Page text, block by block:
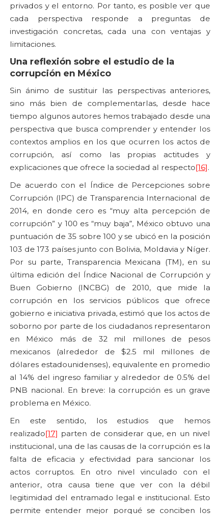
privados y el entorno. Por tanto, es posible ver que
cada perspectiva responde a preguntas de
investigación concretas, cada una con ventajas y
limitaciones.
Una reflexión sobre el estudio de la
corrupción en México
Sin ánimo de sustituir las perspectivas anteriores,
sino más bien de complementarlas, desde hace
tiempo algunos autores hemos trabajado desde una
perspectiva que busca comprender y entender los
contextos amplios en los que ocurren los actos de
corrupción, así como las propias actitudes y
explicaciones que ofrece la sociedad al respecto[16].
De acuerdo con el Índice de Percepciones sobre
Corrupción (IPC) de Transparencia Internacional de
2014, en donde cero es “muy alta percepción de
corrupción” y 100 es “muy baja”, México obtuvo una
puntuación de 35 sobre 100 y se ubicó en la posición
103 de 173 países junto con Bolivia, Moldavia y Níger.
Por su parte, Transparencia Mexicana (TM), en su
última edición del Índice Nacional de Corrupción y
Buen Gobierno (INCBG) de 2010, que mide la
corrupción en los servicios públicos que ofrece
gobierno e iniciativa privada, estimó que los actos de
soborno por parte de los ciudadanos representaron
en México más de 32 mil millones de pesos
mexicanos (alrededor de $2.5 mil millones de
dólares estadounidenses), equivalente en promedio
al 14% del ingreso familiar y alrededor de 0.5% del
PNB nacional. En breve: la corrupción es un grave
problema en México.
En este sentido, los estudios que hemos
realizado[17] parten de considerar que, en un nivel
institucional, una de las causas de la corrupción es la
falta de eficacia y efectividad para sancionar los
actos corruptos. En otro nivel vinculado con el
anterior, otra causa tiene que ver con la débil
legitimidad del entramado legal e institucional. Esto
permite entender mejor porqué se conciben los